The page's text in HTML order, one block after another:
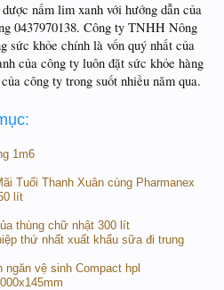
nấm lim xanh với hướng dẫn của
0437970138. Công ty TNHH Nông
sức khỏe chính là vốn quý nhất của
của công ty luôn đặt sức khỏe hàng
công ty trong suốt nhiều năm qua.
1m6
Tuổi Thanh Xuân cùng Pharmanex
lít
thùng chữ nhật 300 lít
thứ nhất xuất khẩu sữa đi trung
vệ sinh Compact hpl